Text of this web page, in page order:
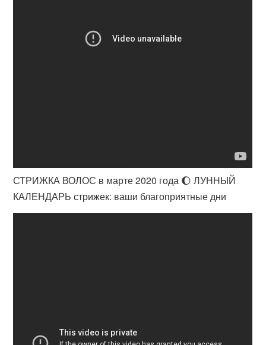
СТРИЖКА ВОЛОС в марте 2020 года 🌔 ЛУННЫЙ
КАЛЕНДАРЬ стрижек: ваши благоприятные дни